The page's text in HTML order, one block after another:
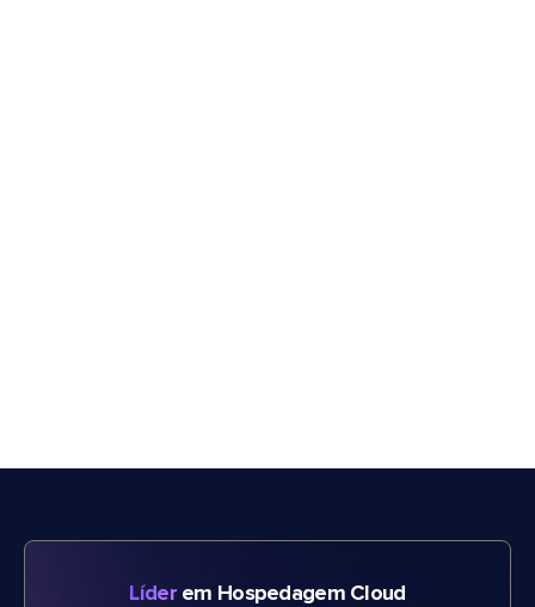
Líderem Hospedagem Cloud